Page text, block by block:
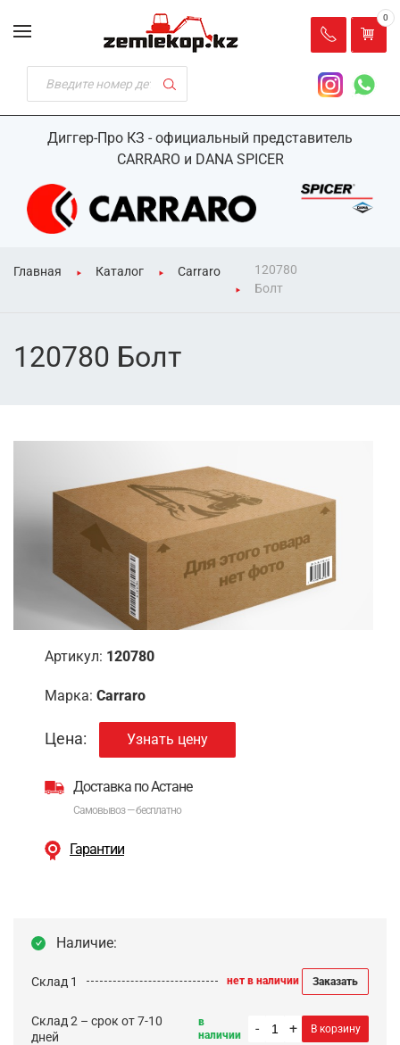
Диггер-Про КЗ - официальный представитель
CARRARO и DANA SPICER
0
Главная Каталог Carraro
120780
Болт
120780 Болт
Артикул: 120780
Марка: Carraro
Цена: Узнать цену
Доставка по Астане
Самовывоз — бесплатно
Гарантии
Наличие:
Склад 1 нет в наличии Заказать
Склад 2 – срок от 7-10
дней
в
наличии
- + В корзину